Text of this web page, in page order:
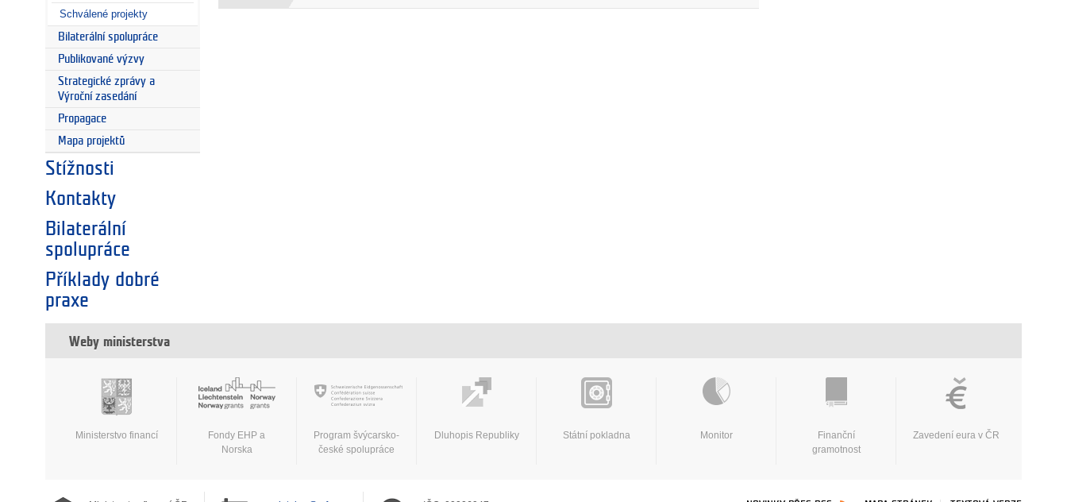
Schválené projekty
Bilaterální spolupráce
Publikované výzvy
Strategické zprávy a
Výroční zasedání
Propagace
Mapa projektů
Stížnosti
Kontakty
Bilaterální
spolupráce
Příklady dobré
praxe
Weby ministerstva
Ministerstvo financí
Fondy EHP a
Norska
Program švýcarsko-
české spolupráce
Dluhopis Republiky Státní pokladna Monitor
Finanční
gramotnost
Zavedení eura v ČR